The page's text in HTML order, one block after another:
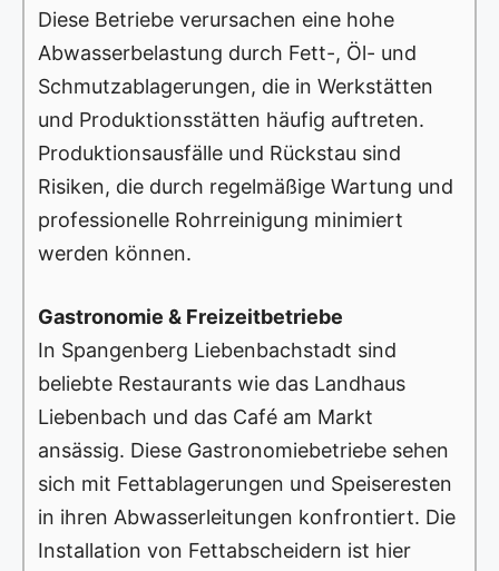
Diese Betriebe verursachen eine hohe
Abwasserbelastung durch Fett-, Öl- und
Schmutzablagerungen, die in Werkstätten
und Produktionsstätten häufig auftreten.
Produktionsausfälle und Rückstau sind
Risiken, die durch regelmäßige Wartung und
professionelle Rohrreinigung minimiert
werden können.
Gastronomie & Freizeitbetriebe
In Spangenberg Liebenbachstadt sind
beliebte Restaurants wie das Landhaus
Liebenbach und das Café am Markt
ansässig. Diese Gastronomiebetriebe sehen
sich mit Fettablagerungen und Speiseresten
in ihren Abwasserleitungen konfrontiert. Die
Installation von Fettabscheidern ist hier